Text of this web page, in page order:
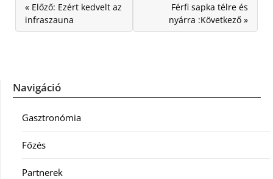
« Előző: Ezért kedvelt az
infraszauna
Férfi sapka télre és
nyárra :Következő »
Navigáció
Gasztronómia
Főzés
Partnerek